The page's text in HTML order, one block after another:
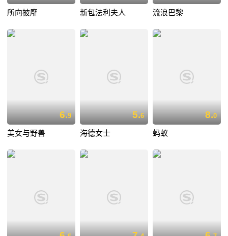
所向披靡 新包法利夫人 流浪巴黎
6.9
美女与野兽
5.6
海德女士
8.0
蚂蚁